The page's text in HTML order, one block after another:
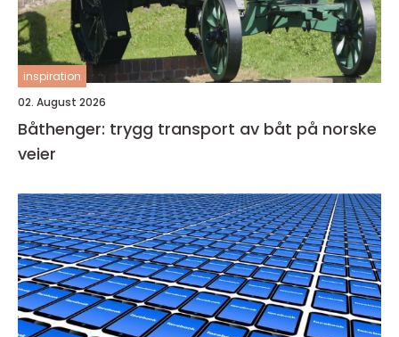
inspiration
02. August 2026
Båthenger: trygg transport av båt på norske
veier